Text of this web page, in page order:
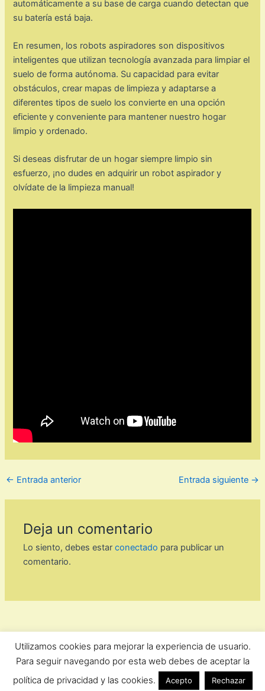
automáticamente a su base de carga cuando detectan que
su batería está baja.
En resumen, los robots aspiradores son dispositivos
inteligentes que utilizan tecnología avanzada para limpiar el
suelo de forma autónoma. Su capacidad para evitar
obstáculos, crear mapas de limpieza y adaptarse a
diferentes tipos de suelo los convierte en una opción
eficiente y conveniente para mantener nuestro hogar
limpio y ordenado.
Si deseas disfrutar de un hogar siempre limpio sin
esfuerzo, ¡no dudes en adquirir un robot aspirador y
olvídate de la limpieza manual!
← Entrada anterior Entrada siguiente →
Deja un comentario
Lo siento, debes estarconectado para publicar un
comentario.
ForoComprasOnline Copyright © 2026 | Privacidad
Utilizamos cookies para mejorar la experiencia de usuario.
Para seguir navegando por esta web debes de aceptar la
política de privacidad y las cookies.
Acepto Rechazar